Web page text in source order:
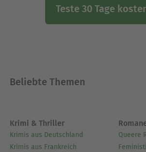
Teste 30 Tage
Beliebte Themen
Krimi & Thriller
Krimis aus Deutschland
Krimis aus Frankreich
Queere